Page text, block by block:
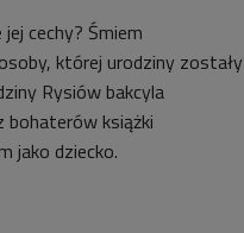
cechy? Śmiem
której urodziny zostały
Rysiów bakcyla
bohaterów książki
jako dziecko.